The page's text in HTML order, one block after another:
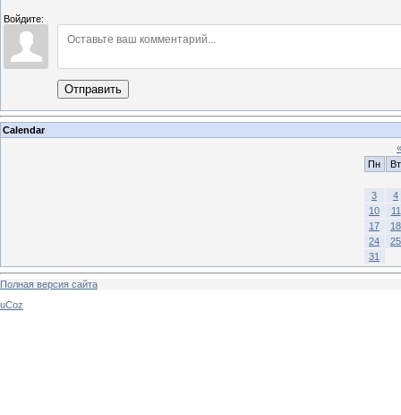
Войдите:
Отправить
Calendar
«
Пн
Вт
3
4
10
11
17
18
24
25
31
Полная версия сайта
uCoz